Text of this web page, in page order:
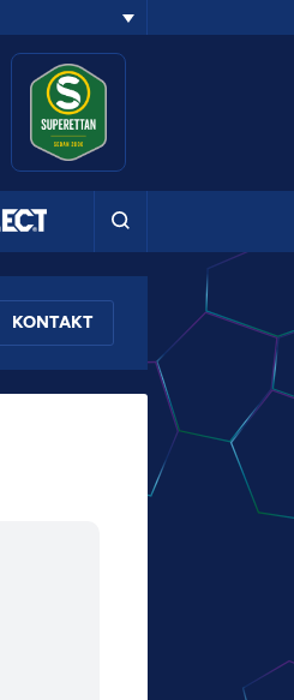
KONTAKT